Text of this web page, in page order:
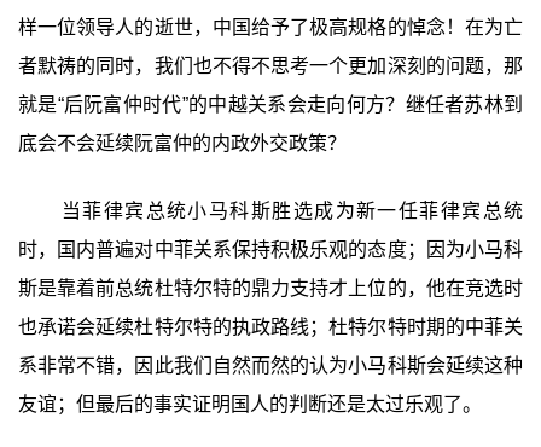
样一位领导人的逝世，中国给予了极高规格的悼念！在为亡
者默祷的同时，我们也不得不思考一个更加深刻的问题，那
就是“后阮富仲时代”的中越关系会走向何方？继任者苏林到
底会不会延续阮富仲的内政外交政策？
当菲律宾总统小马科斯胜选成为新一任菲律宾总统
时，国内普遍对中菲关系保持积极乐观的态度；因为小马科
斯是靠着前总统杜特尔特的鼎力支持才上位的，他在竞选时
也承诺会延续杜特尔特的执政路线；杜特尔特时期的中菲关
系非常不错，因此我们自然而然的认为小马科斯会延续这种
友谊；但最后的事实证明国人的判断还是太过乐观了。